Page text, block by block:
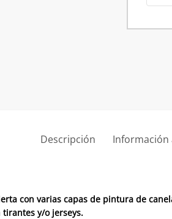
P66
Descripción Información
con varias capas de pintura de
tirantes y/o jerseys.